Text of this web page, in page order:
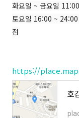
화요일 ~ 금요일
토요일 16:00 ~
점
https://
호